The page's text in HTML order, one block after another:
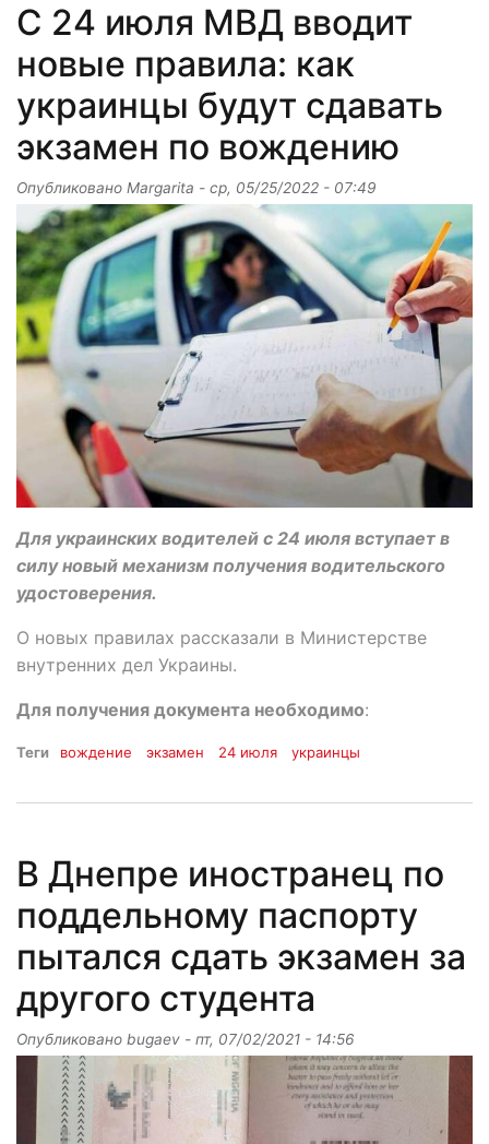
С 24 июля МВД вводит
новые правила: как
украинцы будут сдавать
экзамен по вождению
Опубликовано Margarita - ср, 05/25/2022 - 07:49
Для украинских водителей с 24 июля вступает в
силу новый механизм получения водительского
удостоверения.
О новых правилах рассказали в Министерстве
внутренних дел Украины.
Для получения документа необходимо:
Теги вождение экзамен 24 июля украинцы
В Днепре иностранец по
поддельному паспорту
пытался сдать экзамен за
другого студента
Опубликовано bugaev - пт, 07/02/2021 - 14:56